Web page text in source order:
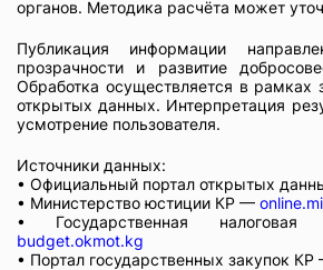
органов. Методика расчёта может
Публикация информации
прозрачности и развитие
Обработка осуществляется в рамках
открытых данных. Интерпретация
усмотрение пользователя.
Источники данных:
• Официальный портал открытых
• Министерство юстиции КР —
• Государственная
budget.okmot.kg
• Портал государственных закупок